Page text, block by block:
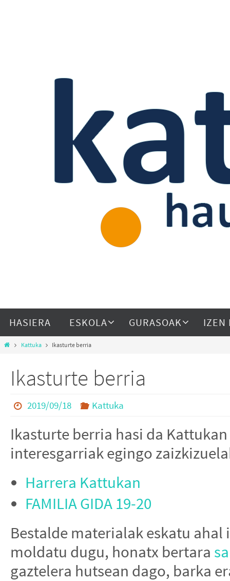
HASIERA ESKOLA GURASOAK IZEN
Kattuka Ikasturte berria
Ikasturte berria
2019/09/18 Kattuka
Ikasturte berria hasi da
interesgarriak egingo
Harrera Kattukan
FAMILIA GIDA 19-20
Bestalde materialak eskatu
moldatu dugu, honatx bertara
gaztelera hutsean dago, barka